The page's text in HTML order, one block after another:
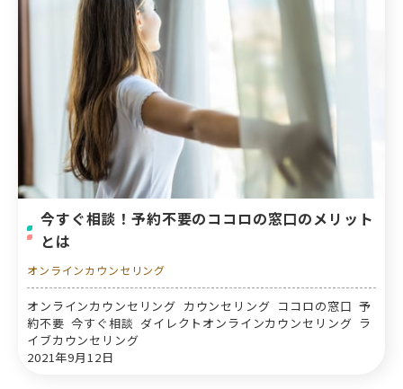
今すぐ相談！予約不要のココロの窓口のメリット
とは
オンラインカウンセリング
オンラインカウンセリング カウンセリング ココロの窓口 予
約不要 今すぐ相談 ダイレクトオンラインカウンセリング ラ
イブカウンセリング
2021年9月12日